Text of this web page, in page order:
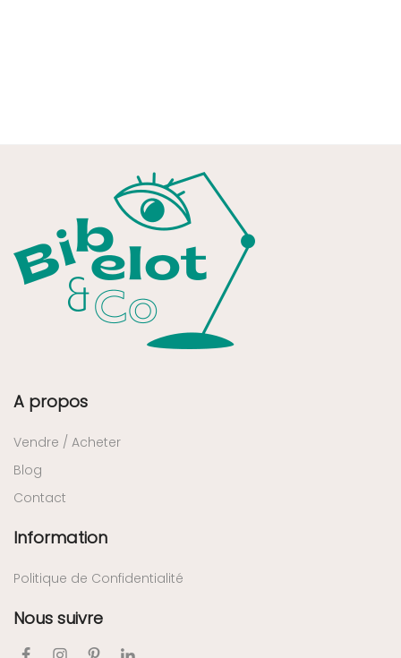
A propos
Vendre / Acheter
Blog
Contact
Information
Politique de Confidentialité
Nous suivre